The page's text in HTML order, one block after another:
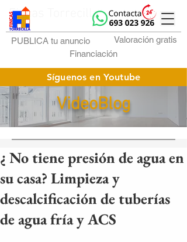
Fincas Torrecilla
PUBLICA tu anuncio
Valoración gratis
Financiación
Síguenos en Youtube
VideoBlog
¿ No tiene presión de agua en
su casa? Limpieza y
descalcificación de tuberías
de agua fría y ACS